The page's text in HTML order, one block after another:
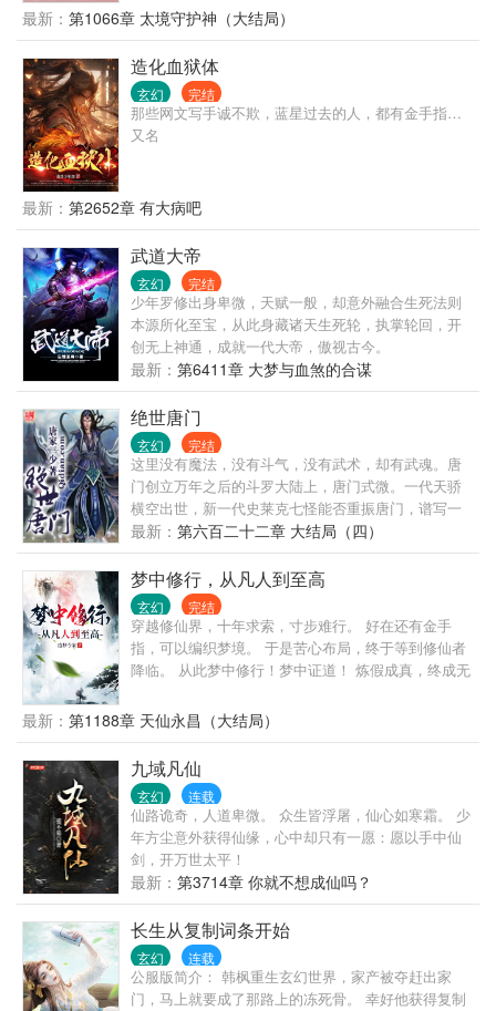
到，9999倍爆率地图系统。 弱鸡的叶歌，进图随便打
了只鸡，爆了一地装备，从此便一发不可收拾，成为
杀鸡狂魔。 没灵石了，去杀鸡，没丹药，去杀鸡，没
功法，去杀鸡，总之缺什么都去打鸡。 他坚信这个爆
率，打鸡爆一切，打鸡爆顶级。
最新： 第1066章 太境守护神（大结局）
造化血狱体
玄幻 完结
那些网文写手诚不欺，蓝星过去的人，都有金手指…
又名
最新： 第2652章 有大病吧
武道大帝
玄幻 完结
少年罗修出身卑微，天赋一般，却意外融合生死法则
本源所化至宝，从此身藏诸天生死轮，执掌轮回，开
创无上神通，成就一代大帝，傲视古今。
最新： 第6411章 大梦与血煞的合谋
绝世唐门
玄幻 完结
这里没有魔法，没有斗气，没有武术，却有武魂。唐
门创立万年之后的斗罗大陆上，唐门式微。一代天骄
横空出世，新一代史莱克七怪能否重振唐门，谱写一
曲绝世唐门之歌？ 百万年魂兽，手握日月摘星辰的死
灵圣法神，导致唐门衰落的全新魂导器体系。一切的
神奇都将一一展现。 唐门暗器能否重振雄风，唐门能
否重现辉煌，一切尽在绝世唐门！ 【斗罗大陆II，我
想，有这几个字就足够了吧。归来吧，唐门的兄弟姐
妹】
最新： 第六百二十二章 大结局（四）
梦中修行，从凡人到至高
玄幻 完结
穿越修仙界，十年求索，寸步难行。 好在还有金手
指，可以编织梦境。 于是苦心布局，终于等到修仙者
降临。 从此梦中修行！梦中证道！ 炼假成真，终成无
最新： 第1188章 天仙永昌（大结局）
九域凡仙
玄幻 连载
仙路诡奇，人道卑微。 众生皆浮屠，仙心如寒霜。 少
年方尘意外获得仙缘，心中却只有一愿：愿以手中仙
剑，开万世太平！
最新： 第3714章 你就不想成仙吗？
长生从复制词条开始
玄幻 连载
公服版简介： 韩枫重生玄幻世界，家产被夺赶出家
门，马上就要成了那路上的冻死骨。 幸好他获得复制